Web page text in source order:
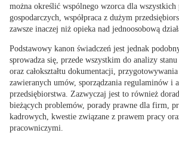
można określić wspólnego wzorca dla
gospodarczych, współpraca z dużym
zawsze inaczej niż opieka nad jednoosobową
Podstawowy kanon świadczeń jest jednak
sprowadza się, przede wszystkim do analizy
oraz całokształtu dokumentacji ,
zawieranych umów, sporządzania regulaminów i
przedsiębiorstwa. Zazwyczaj jest to również
bieżących problemów, porady prawne dla firm,
kadrowych, kwestie związane z prawem pracy
pracowniczymi.